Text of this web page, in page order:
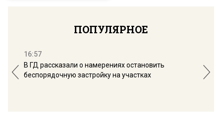
ПОПУЛЯРНОЕ
16:57
В ГД рассказали о намерениях остановить
беспорядочную застройку на участках